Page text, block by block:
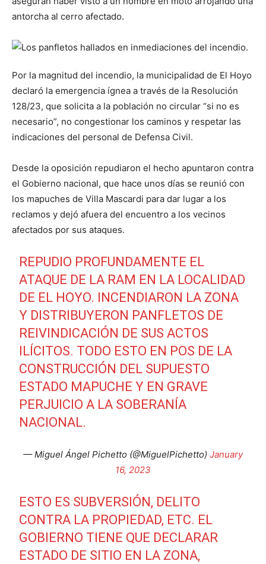
antorcha al cerro afectado.
Por la magnitud del incendio, la municipalidad de El Hoyo
declaró la emergencia ígnea a través de la Resolución
128/23, que solicita a la población no circular “si no es
necesario”, no congestionar los caminos y respetar las
indicaciones del personal de Defensa Civil.
Desde la oposición repudiaron el hecho apuntaron contra
el Gobierno nacional, que hace unos días se reunió con
los mapuches de Villa Mascardi para dar lugar a los
reclamos y dejó afuera del encuentro a los vecinos
afectados por sus ataques.
REPUDIO PROFUNDAMENTE EL
ATAQUE DE LA RAM EN LA LOCALIDAD
DE EL HOYO. INCENDIARON LA ZONA
Y DISTRIBUYERON PANFLETOS DE
REIVINDICACIÓN DE SUS ACTOS
ILÍCITOS. TODO ESTO EN POS DE LA
CONSTRUCCIÓN DEL SUPUESTO
ESTADO MAPUCHE Y EN GRAVE
PERJUICIO A LA SOBERANÍA
NACIONAL.
— Miguel Ángel Pichetto (@MiguelPichetto) January
16, 2023
ESTO ES SUBVERSIÓN, DELITO
CONTRA LA PROPIEDAD, ETC. EL
GOBIERNO TIENE QUE DECLARAR
ESTADO DE SITIO EN LA ZONA,